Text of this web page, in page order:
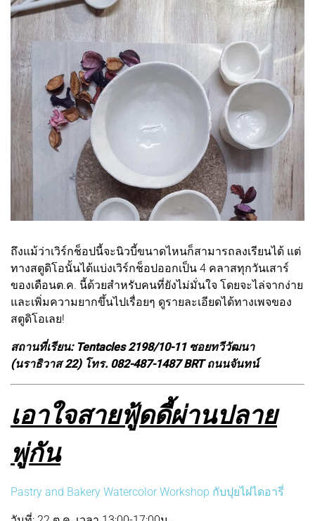
ถึงแม้ว่าเวิร์กช็อปนี้จะนิวบี้ขนาดไหนก็สามารถลงเรียนได้ แต่
ทางสตูดิโอนั้นได้แบ่งเวิร์กช็อปออกเป็น 4 คลาสทุกวันเสาร์
ของเดือนต.ค. นี้ด้วยสำหรับคนที่ยังไม่มั่นใจ โดยจะไล่จากง่าย
และเพิ่มความยากขึ้นไปเรื่อยๆ ดูรายละเอียดได้ทางเพจของ
สตูดิโอเลย!
สถานที่เรียน: Tentacles 2198/10-11 ซอยทวีวัฒนา
(นราธิวาส 22) โทร. 082-487-1487 BRT ถนนจันทน์
เอาใจสายฟู้ดดี้ผ่านปลาย
พู่กัน
Pastry and Bakery Watercolor Workshop กับปุยไฝไดอารี่